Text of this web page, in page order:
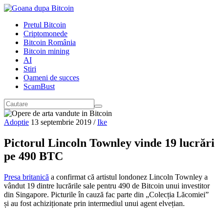
Pretul Bitcoin
Criptomonede
Bitcoin România
Bitcoin mining
AI
Stiri
Oameni de succes
ScamBust
Adoptie 13 septembrie 2019 / Ike
Pictorul Lincoln Townley vinde 19 lucrări
pe 490 BTC
Presa britanică a confirmat că artistul londonez Lincoln Townley a
vândut 19 dintre lucrările sale pentru 490 de Bitcoin unui investitor
din Singapore. Picturile în cauză fac parte din „Colecția Lăcomiei”
și au fost achiziționate prin intermediul unui agent elvețian.